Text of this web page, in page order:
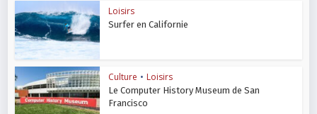
Loisirs
Surfer en Californie
Culture • Loisirs
Le Computer History Museum de San
Francisco